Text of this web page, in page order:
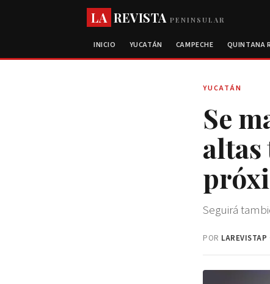
LA REVISTAPENINSULAR
INICIO YUCATÁN CAMPECHE QUINTANA
YUCATÁN
Se
Seguirá
POR LAREVISTAP